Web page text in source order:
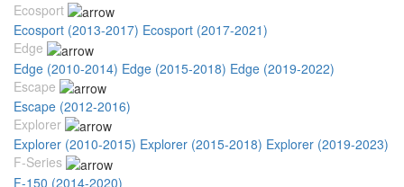
Ecosport
Ecosport (2013-2017) Ecosport (2017-2021)
Edge
Edge (2010-2014) Edge (2015-2018) Edge (2019-2022)
Escape
Escape (2012-2016)
Explorer
Explorer (2010-2015) Explorer (2015-2018) Explorer (2019-2023)
F-Series
F-150 (2014-2020)